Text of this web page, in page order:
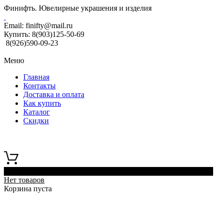
Финифть. Ювелирные украшения и изделия
Email: finifty@mail.ru
Купить: 8(903)125-50-69
8(926)590-09-23
Меню
Главная
Контакты
Доставка и оплата
Как купить
Каталог
Скидки
Нет товаров
Корзина пуста